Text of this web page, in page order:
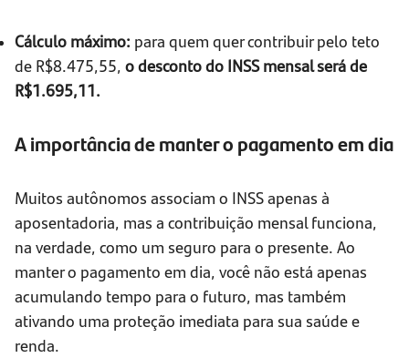
Cálculo máximo: para quem quer contribuir pelo teto
de R$8.475,55, o desconto do INSS mensal será de
R$1.695,11.
A importância de manter o pagamento em dia
Muitos autônomos associam o INSS apenas à
aposentadoria, mas a contribuição mensal funciona,
na verdade, como um seguro para o presente. Ao
manter o pagamento em dia, você não está apenas
acumulando tempo para o futuro, mas também
ativando uma proteção imediata para sua saúde e
renda.